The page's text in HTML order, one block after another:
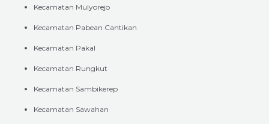
Kecamatan Mulyorejo
Kecamatan Pabean Cantikan
Kecamatan Pakal
Kecamatan Rungkut
Kecamatan Sambikerep
Kecamatan Sawahan